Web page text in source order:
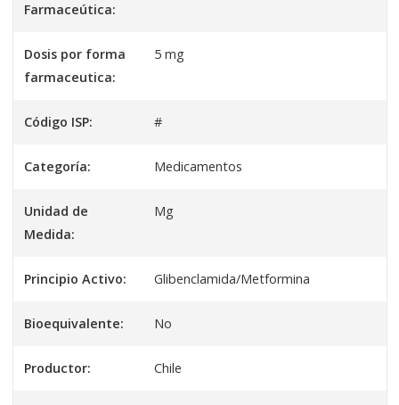
Farmaceútica:
Dosis por forma
farmaceutica:
5 mg
Código ISP: #
Categoría: Medicamentos
Unidad de
Medida:
Mg
Principio Activo: Glibenclamida/Metformina
Bioequivalente: No
Productor: Chile